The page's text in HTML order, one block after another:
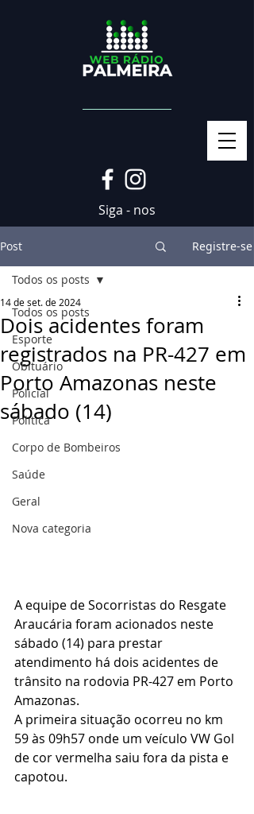
Siga - nos
Post Registre-se
Todos os posts
Esporte
Obituário
Policial
Politica
Corpo de Bombeiros
Saúde
Geral
Nova categoria
Todos os posts
Dois acidentes foram
registrados na PR-427 em
Porto Amazonas neste
sábado (14)
14 de set. de 2024
A equipe de Socorristas do Resgate
Araucária foram acionados neste
sábado (14) para prestar
atendimento há dois acidentes de
trânsito na rodovia PR-427 em Porto
Amazonas.
A primeira situação ocorreu no km
59 às 09h57 onde um veículo VW Gol
de cor vermelha saiu fora da pista e
capotou.